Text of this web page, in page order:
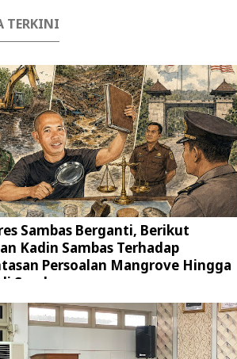
TERKINI
Sambas Berganti, Berikut
Kadin Sambas Terhadap
Persoalan Mangrove Hingga
Sambas